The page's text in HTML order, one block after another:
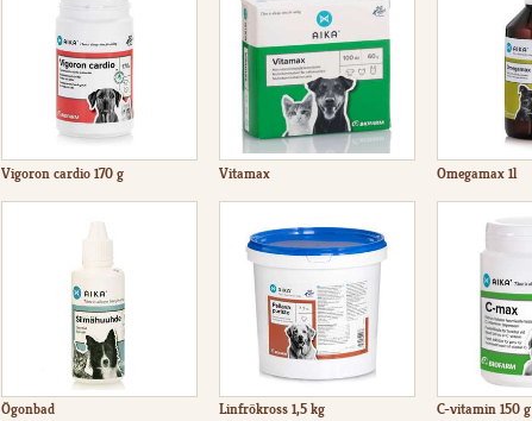
Vigoron cardio 170 g Vitamax Omegamax 1l
Ögonbad Linfrökross 1,5 kg C-vitamin 150 g